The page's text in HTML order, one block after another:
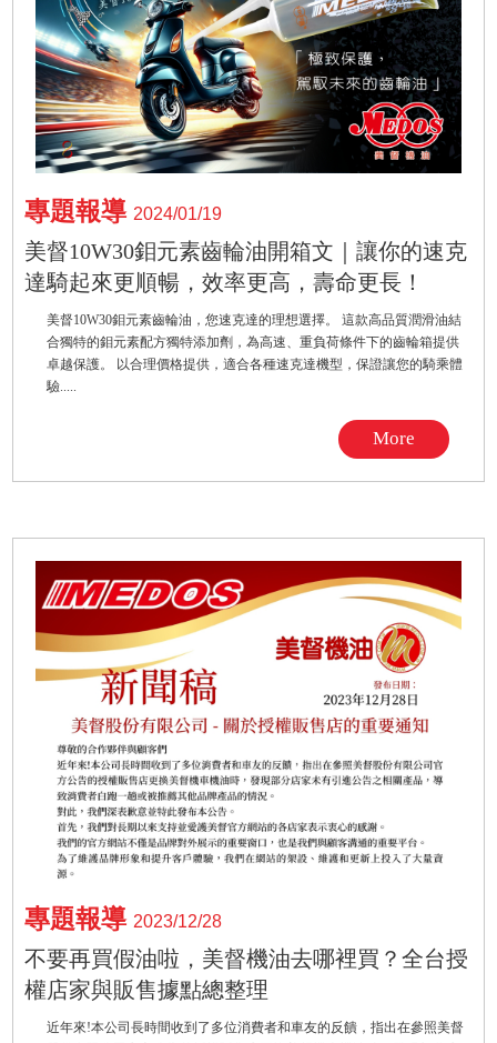
專題報導2024/01/19
美督10W30鉬元素齒輪油開箱文｜讓你的速克
達騎起來更順暢，效率更高，壽命更長！
美督10W30鉬元素齒輪油，您速克達的理想選擇。 這款高品質潤滑油結
合獨特的鉬元素配方獨特添加劑，為高速、重負荷條件下的齒輪箱提供
卓越保護。 以合理價格提供，適合各種速克達機型，保證讓您的騎乘體
驗.....
More
專題報導 2023/12/28
不要再買假油啦，美督機油去哪裡買？全台授
權店家與販售據點總整理
近年來!本公司長時間收到了多位消費者和車友的反饋，指出在參照美督